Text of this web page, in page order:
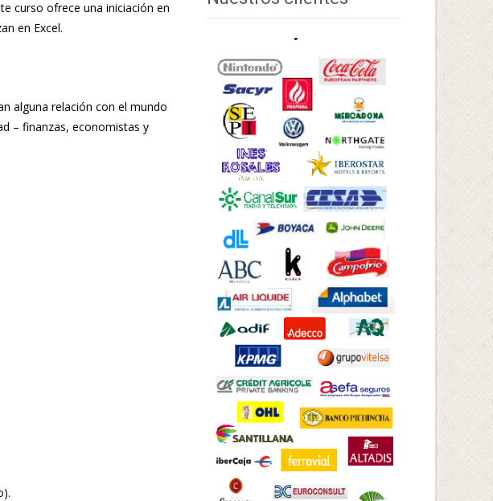
curso ofrece una iniciación en
en Excel.
alguna relación con el mundo
– finanzas, economistas y